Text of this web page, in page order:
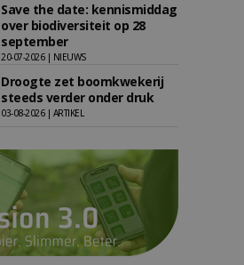
Save the date: kennismiddag
over biodiversiteit op 28
september
20-07-2026 | NIEUWS
Droogte zet boomkwekerij
steeds verder onder druk
03-08-2026 | ARTIKEL